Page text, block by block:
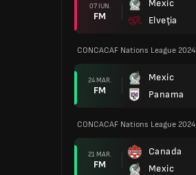
07 IUN.
FM
Mexic
Elveţia
CONCACAF Nations League
24 MAR.
FM
Mexic
Panama
CONCACAF Nations League
21 MAR.
FM
Canada
Mexic